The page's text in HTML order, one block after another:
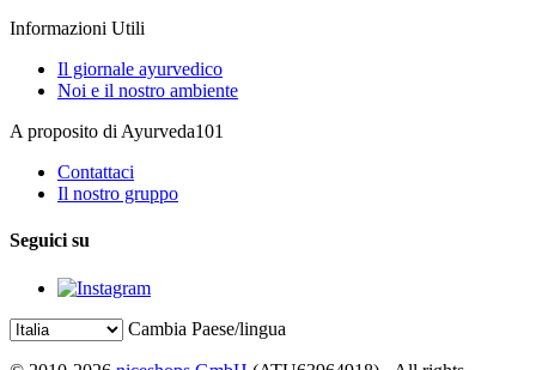
Informazioni Utili
Il giornale ayurvedico
Noi e il nostro ambiente
A proposito di Ayurveda101
Contattaci
Il nostro gruppo
Seguici su
Cambia Paese/lingua